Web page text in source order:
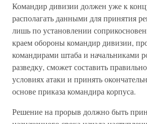
Командир дивизии должен уже к
располагать данными для принятия
лишь по установлении
краем обороны командир дивизии,
командирами штаба и начальниками
разведку, сможет составить
условиях атаки и принять
основе приказа командира корпуса.
Решение на прорыв должно быть